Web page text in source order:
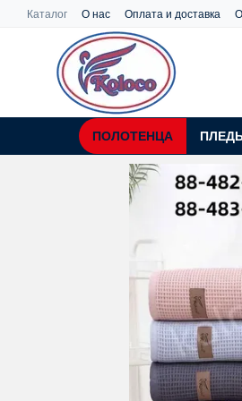
Перейти к основному контенту
Каталог О нас Оплата и доставка
ПОЛОТЕНЦА